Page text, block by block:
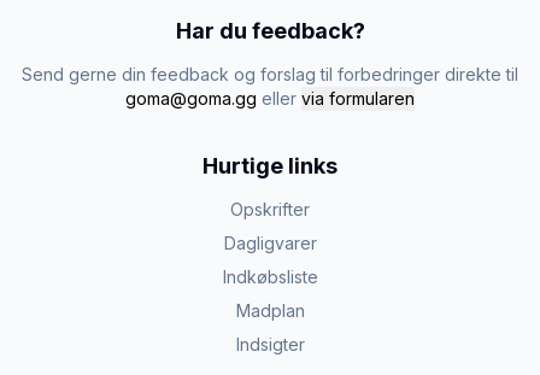
Har du feedback?
Send gerne din feedback og forslag til forbedringer direkte til
goma@goma.gg eller via formularen
Hurtige links
Opskrifter
Dagligvarer
Indkøbsliste
Madplan
Indsigter